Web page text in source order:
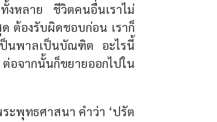
งหลาย ชีวิตคนอื่นเราไม่
ต้องรับผิดชอบก่อน เราก็
ป็นพาลเป็นบัณฑิต อะไรนี้
อจากนั้นก็ขยายออกไปใน
ะพุทธศาสนา คำว่า ‘ปรัต